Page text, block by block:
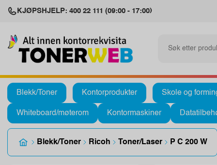
KJØPSHJELP: 400 22 111 (09:00 - 17:00)
Blekk/Toner Kontorprodukter Skole og
Whiteboard/møterom Kontormaskiner
Blekk/Toner Ricoh Toner/Laser P C 200 W